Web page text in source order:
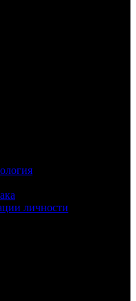
личности